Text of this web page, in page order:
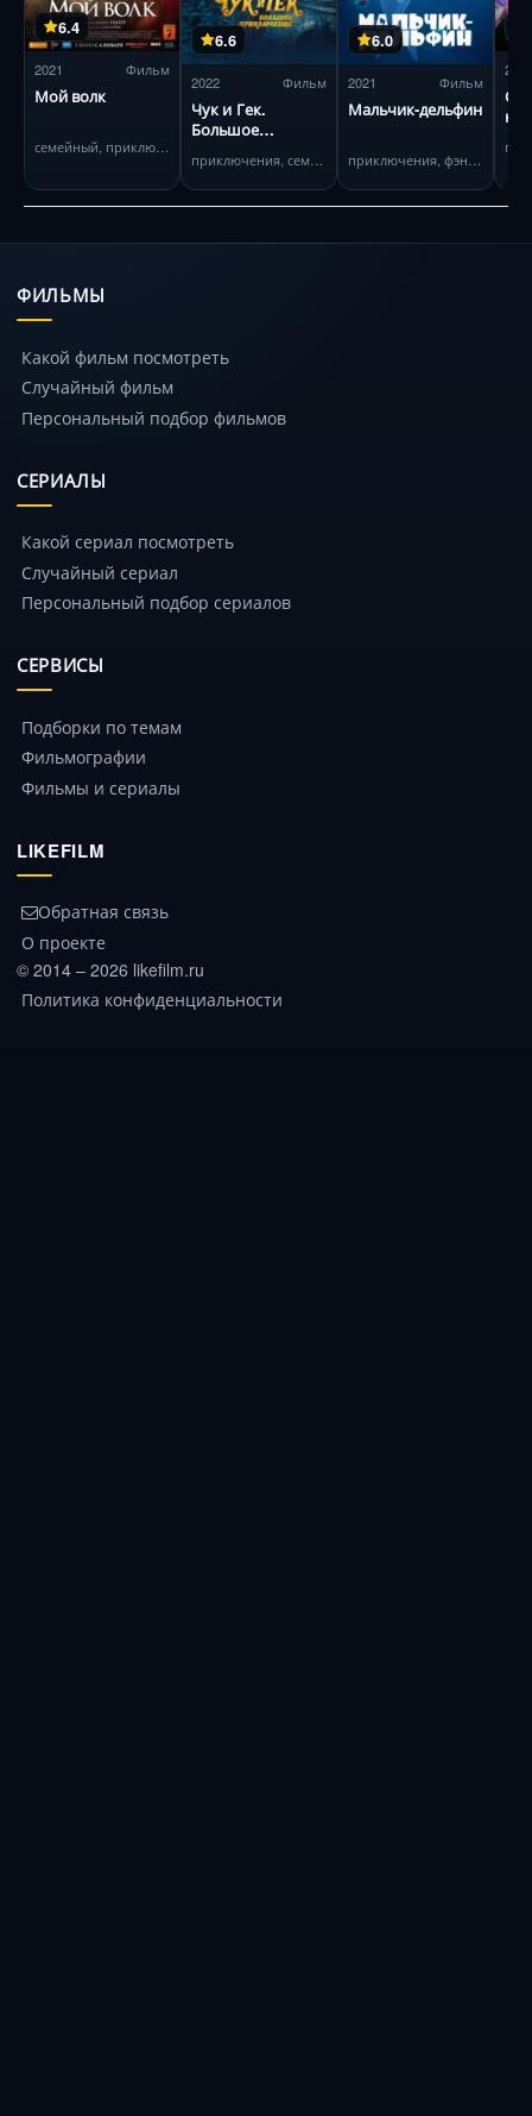
6.4
2021 Фильм
Мой волк
6.6
2022 Фильм
Чук и Гек.
Большое
6.0
2021 Фильм
Мальчик-дельфин
2022
ФИЛЬМЫ
Какой фильм посмотреть
Случайный фильм
Персональный подбор фильмов
СЕРИАЛЫ
Какой сериал посмотреть
Случайный сериал
Персональный подбор сериалов
СЕРВИСЫ
Подборки по темам
Фильмографии
Фильмы и сериалы
LIKEFILM
Обратная связь
О проекте
© 2014 – 2026 likefilm.ru
Политика конфиденциальности